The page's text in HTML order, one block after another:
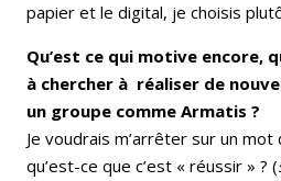
papier et le digital, je choisis
Qu’est ce qui motive encore,
à chercher à réaliser de
un groupe comme Armatis ?
Je voudrais m’arrêter sur un
qu’est-ce que c’est « réussir » ? (